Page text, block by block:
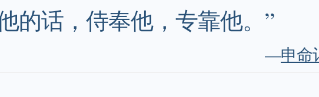
的话，侍奉他，专靠他。”
—申命